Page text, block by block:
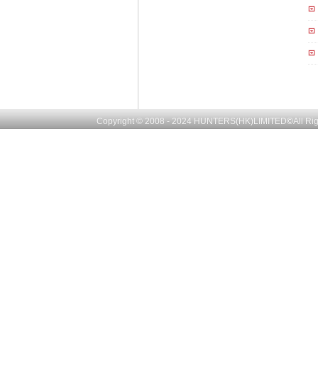
Copyright © 2008 - 2024HUNTERS(HK)LIMITED©All